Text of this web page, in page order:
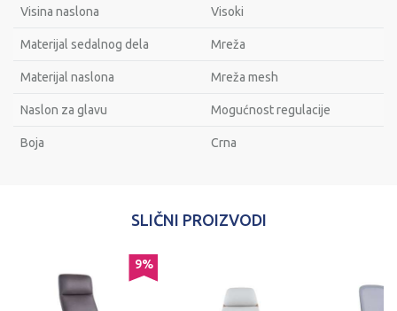
Visina naslona Visoki
Materijal sedalnog dela Mreža
Materijal naslona Mreža mesh
Naslon za glavu Mogućnost regulacije
Bоја Crna
SLIČNI PROIZVODI
9%